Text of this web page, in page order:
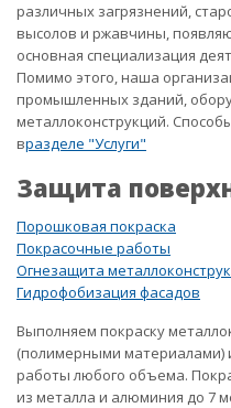
различных загрязнений,
высолов и ржавчины,
основная специализация
Помимо этого, наша
промышленных зданий,
металлоконструкций.
вразделе "Услуги"
Защита
Порошковая покраска
Покрасочные работы
Огнезащита
Гидрофобизация фасадов
Выполняем покраску
(полимерными материалами)
работы любого объема.
из металла и алюминия до 7